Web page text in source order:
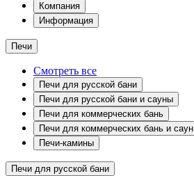
Компания
Информация
Печи
Смотреть все
Печи для русской бани
Печи для русской бани и сауны
Печи для коммерческих бань
Печи для коммерческих бань и саун
Печи-камины
Печи для русской бани